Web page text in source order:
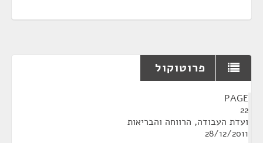
פרוטוקול
PAGE
22
ועדת העבודה, הרווחה והבריאות
28/12/2011